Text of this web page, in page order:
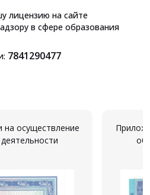
лицензию на сайте
в сфере образования
7841290477
на осуществление